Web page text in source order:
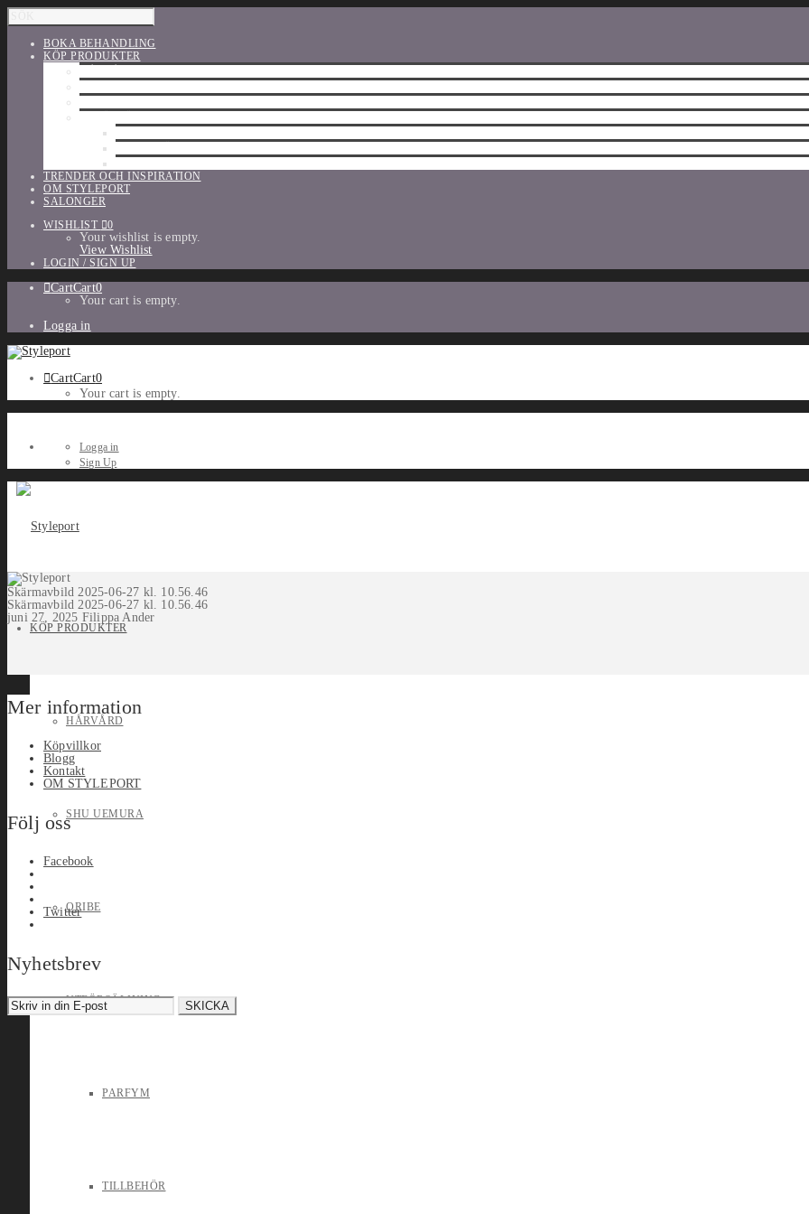
BOKA BEHANDLING
KÖP PRODUKTER
TRENDER OCH INSPIRATION
OM STYLEPORT
SALONGER
WISHLIST
0
Your wishlist is empty.
View Wishlist
LOGIN / SIGN UP
CartCart0
Your cart is empty.
Logga in
CartCart0
Your cart is empty.
Logga in
Sign Up
KÖP PRODUKTER
HÅRVÅRD
SHU UEMURA
ORIBE
UTFÖRSÄLJNING
PARFYM
TILLBEHÖR
Skärmavbild 2025-06-27 kl. 10.56.46
Skärmavbild 2025-06-27 kl. 10.56.46
juni 27, 2025 Filippa Ander
Mer information
Köpvillkor
Blogg
Kontakt
OM STYLEPORT
Följ oss
Facebook
Twitter
Nyhetsbrev